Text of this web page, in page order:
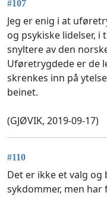
#107
Jeg er enig i at
og psykiske lidelser,
snyltere av den
Uføretrygdede er de
skrenkes inn på
beinet.
(GJØVIK, 2019-09-17)
#110
Det er ikke et valg og
sykdommer, men